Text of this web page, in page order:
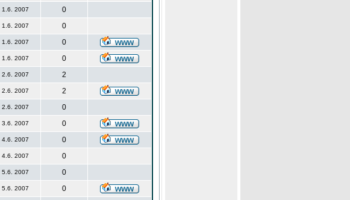
1.6. 2007
0
1.6. 2007
0
1.6. 2007
0
1.6. 2007
0
2.6. 2007
2
2.6. 2007
2
2.6. 2007
0
3.6. 2007
0
4.6. 2007
0
4.6. 2007
0
5.6. 2007
0
5.6. 2007
0